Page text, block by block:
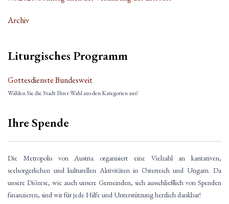
Archiv
Liturgisches Programm
Gottesdienste Bundesweit
Wählen Sie die Stadt Ihrer Wahl aus den Kategorien aus!
Ihre Spende
Die Metropolis von Austria organisiert eine Vielzahl an karitativen,
seelsorgerlichen und kulturellen Aktivitäten in Österreich und Ungarn. Da
unsere Diözese, wie auch unsere Gemeinden, sich ausschließlich von Spenden
finanzieren, sind wir für jede Hilfe und Unterstützung herzlich dankbar!